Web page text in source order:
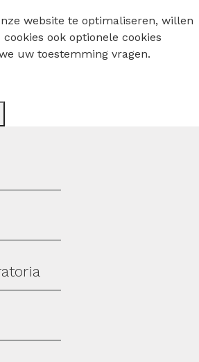
website te optimaliseren, willen
ook optionele cookies
uw toestemming vragen.